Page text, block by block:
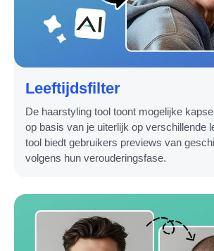
Leeftijdsfilter
De haarstyling tool toont mogelijke
op basis van je uiterlijk op verschillende
tool biedt gebruikers previews van
volgens hun verouderingsfase.